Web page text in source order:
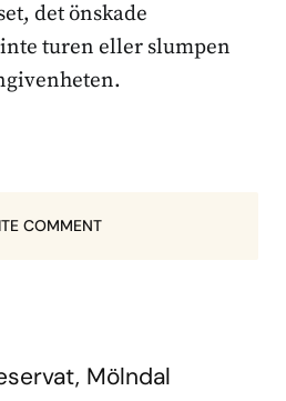
det önskade
turen eller slumpen
COMMENT
Mölndal